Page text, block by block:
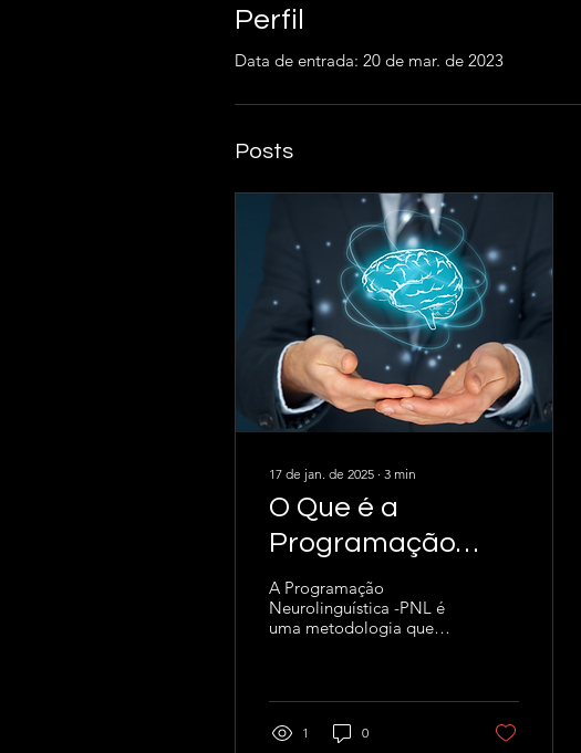
Perfil
Data de entrada: 20 de mar. de 2023
Posts
17 de jan. de 2025 ∙ 3 min
O Que é a
Programação
Neurolinguística e
Como Ela se
A Programação
Neurolinguística -PNL é
uma metodologia que
impactam os...
1 0